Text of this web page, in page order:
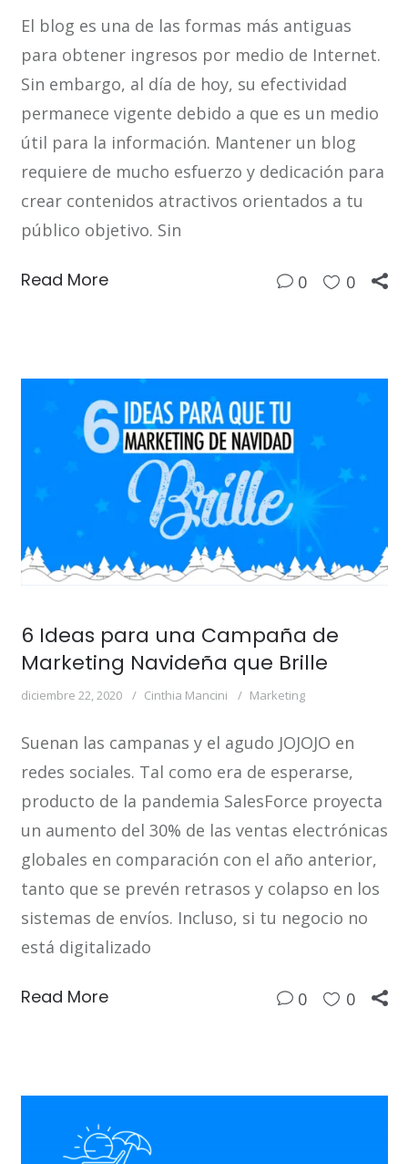
El blog es una de las formas más antiguas
para obtener ingresos por medio de Internet.
Sin embargo, al día de hoy, su efectividad
permanece vigente debido a que es un medio
útil para la información. Mantener un blog
requiere de mucho esfuerzo y dedicación para
crear contenidos atractivos orientados a tu
público objetivo. Sin
Read More 0 0
6 Ideas para una Campaña de
Marketing Navideña que Brille
diciembre 22, 2020 Cinthia Mancini Marketing
Suenan las campanas y el agudo JOJOJO en
redes sociales. Tal como era de esperarse,
producto de la pandemia SalesForce proyecta
un aumento del 30% de las ventas electrónicas
globales en comparación con el año anterior,
tanto que se prevén retrasos y colapso en los
sistemas de envíos. Incluso, si tu negocio no
está digitalizado
Read More 0 0